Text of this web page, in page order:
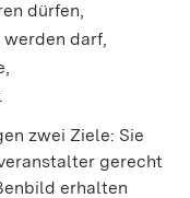
dürfen,
darf,
zwei Ziele: Sie
gerecht
erhalten